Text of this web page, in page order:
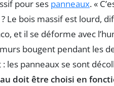
pour ses panneaux. «
Le bois massif est lourd,
et il se déforme avec
bougent pendant les
les panneaux se sont
doit être choisi en